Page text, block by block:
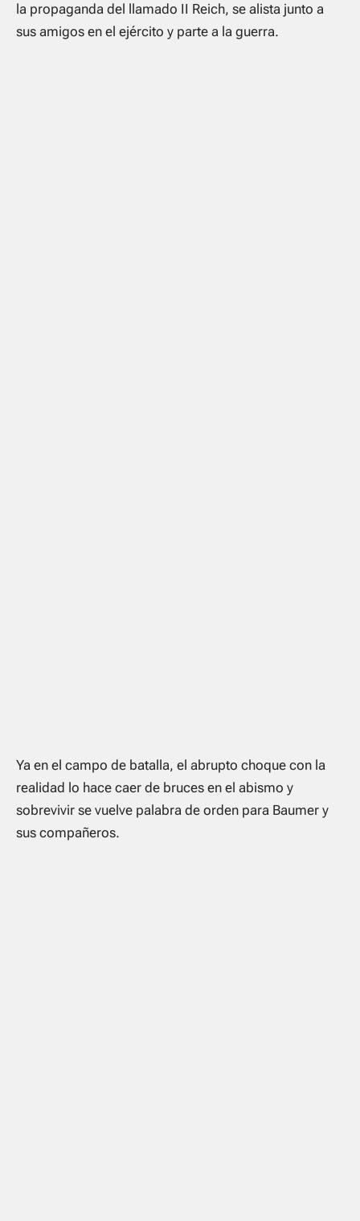
la propaganda del llamado II Reich, se alista junto a
sus amigos en el ejército y parte a la guerra.
Ya en el campo de batalla, el abrupto choque con la
realidad lo hace caer de bruces en el abismo y
sobrevivir se vuelve palabra de orden para Baumer y
sus compañeros.